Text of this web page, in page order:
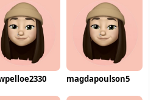
magdapoulson5